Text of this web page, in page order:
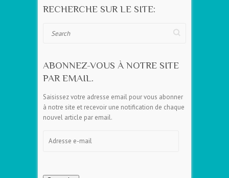
RECHERCHE SUR LE SITE:
ABONNEZ-VOUS À NOTRE SITE
PAR EMAIL.
Saisissez votre adresse email pour vous abonner
à notre site et recevoir une notification de chaque
nouvel article par email.